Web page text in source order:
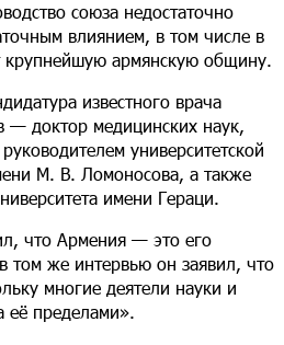
союза недостаточно
влиянием, в том числе в
крупнейшую армянскую общину.
известного врача
— доктор медицинских наук,
университетской
М. В. Ломоносова, а также
имени Гераци.
что Армения — это его
том же интервью он заявил, что
многие деятели науки и
её пределами».